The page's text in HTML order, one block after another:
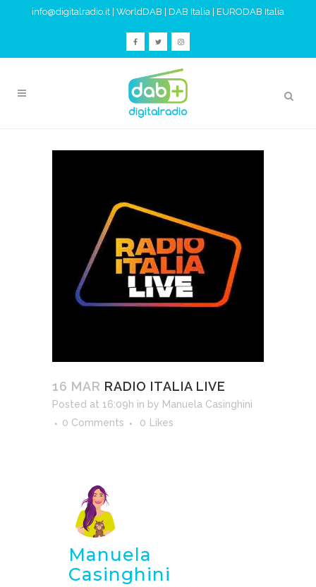
info@digitalradio.it WorldDAB DAB Italia EURODAB Italia
16 MAR RADIO ITALIA LIVE
Posted at 16:09h in by Manuela Casinghini
0 Comments
0 Likes
Manuela
Casinghini